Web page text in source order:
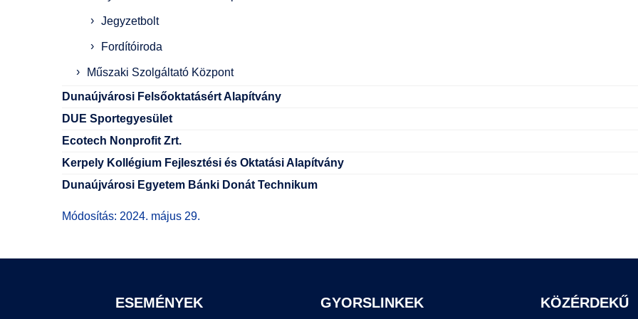
Jegyzetbolt
Fordítóiroda
Műszaki Szolgáltató Központ
Dunaújvárosi Felsőoktatásért Alapítvány
DUE Sportegyesület
Ecotech Nonprofit Zrt.
Kerpely Kollégium Fejlesztési és Oktatási Alapítvány
Dunaújvárosi Egyetem Bánki Donát Technikum
Módosítás: 2024. május 29.
ESEMÉNYEK GYORSLINKEK KÖZÉRDEKŰ